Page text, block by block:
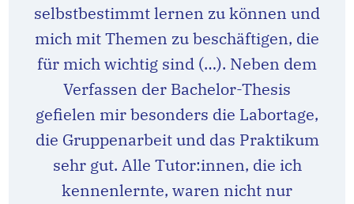
selbstbestimmt lernen zu können und
mich mit Themen zu beschäftigen, die
für mich wichtig sind (…). Neben dem
Verfassen der Bachelor-Thesis
gefielen mir besonders die Labortage,
die Gruppenarbeit und das Praktikum
sehr gut. Alle Tutor:innen, die ich
kennenlernte, waren nicht nur